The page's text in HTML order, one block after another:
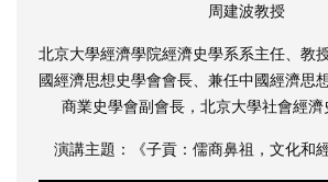
周建波教授
北京大學經濟學院經濟史學系系主任、教
國經濟思想史學會會長、兼任中國經濟思
商業史學會副會長，北京大學社會經濟
演講主題：《子貢：儒商鼻祖，文化和